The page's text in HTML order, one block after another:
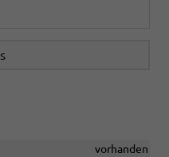
vorhanden